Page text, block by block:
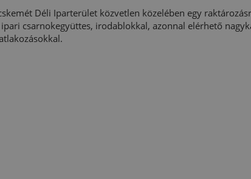
Déli Iparterület közvetlen közelében egy
csarnokegyüttes, irodablokkal, azonnal elérhető